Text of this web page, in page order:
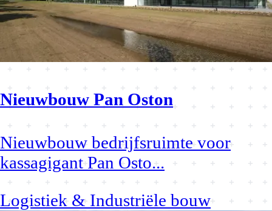
Nieuwbouw Pan Oston
Nieuwbouw bedrijfsruimte voor
kassagigant Pan Osto...
Logistiek & Industriële bouw